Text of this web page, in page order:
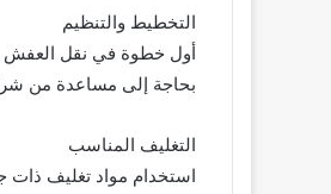
التخطيط والتنظيم
أول خطوة في نقل العفش
بحاجة إلى مساعدة من
التغليف المناسب
استخدام مواد تغليف ذات